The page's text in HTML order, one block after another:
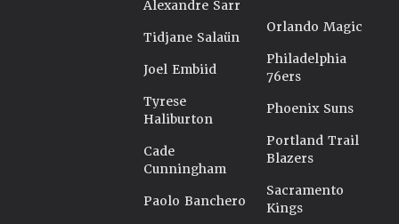
Alexandre Sarr
Tidjane Salaün
Joel Embiid
Tyrese
Haliburton
Cade
Cunningham
Paolo Banchero
Orlando Magic
Philadelphia
76ers
Phoenix Suns
Portland Trail
Blazers
Sacramento
Kings